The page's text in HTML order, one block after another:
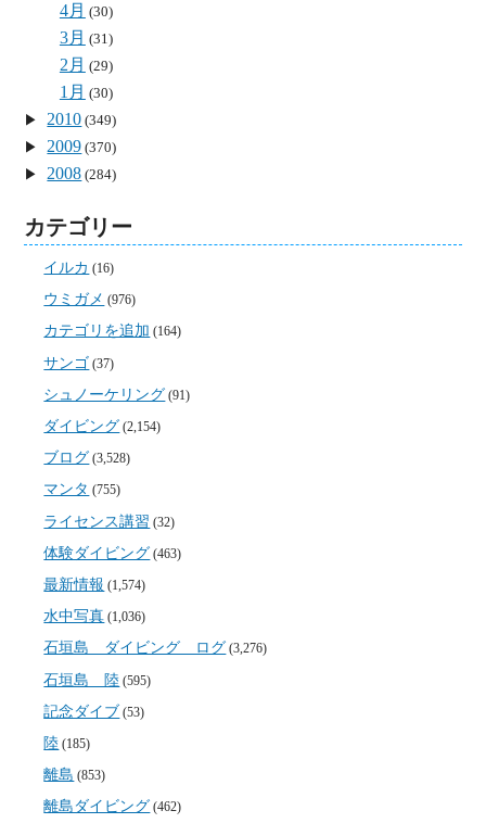
4月 (30)
3月 (31)
2月 (29)
1月 (30)
2010 (349)
2009 (370)
2008 (284)
カテゴリー
イルカ (16)
ウミガメ (976)
カテゴリを追加 (164)
サンゴ (37)
シュノーケリング (91)
ダイビング (2,154)
ブログ (3,528)
マンタ (755)
ライセンス講習 (32)
体験ダイビング (463)
最新情報 (1,574)
水中写真 (1,036)
石垣島 ダイビング ログ (3,276)
石垣島 陸 (595)
記念ダイブ (53)
陸 (185)
離島 (853)
離島ダイビング (462)